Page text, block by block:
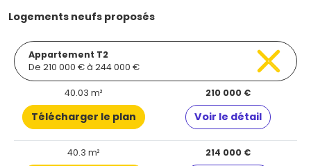
Logements neufs proposés
Appartement T2
De 210 000 € à 244 000 €
40.03 m² 210 000 €
Télécharger le plan Voir le détail
40.3 m² 214 000 €